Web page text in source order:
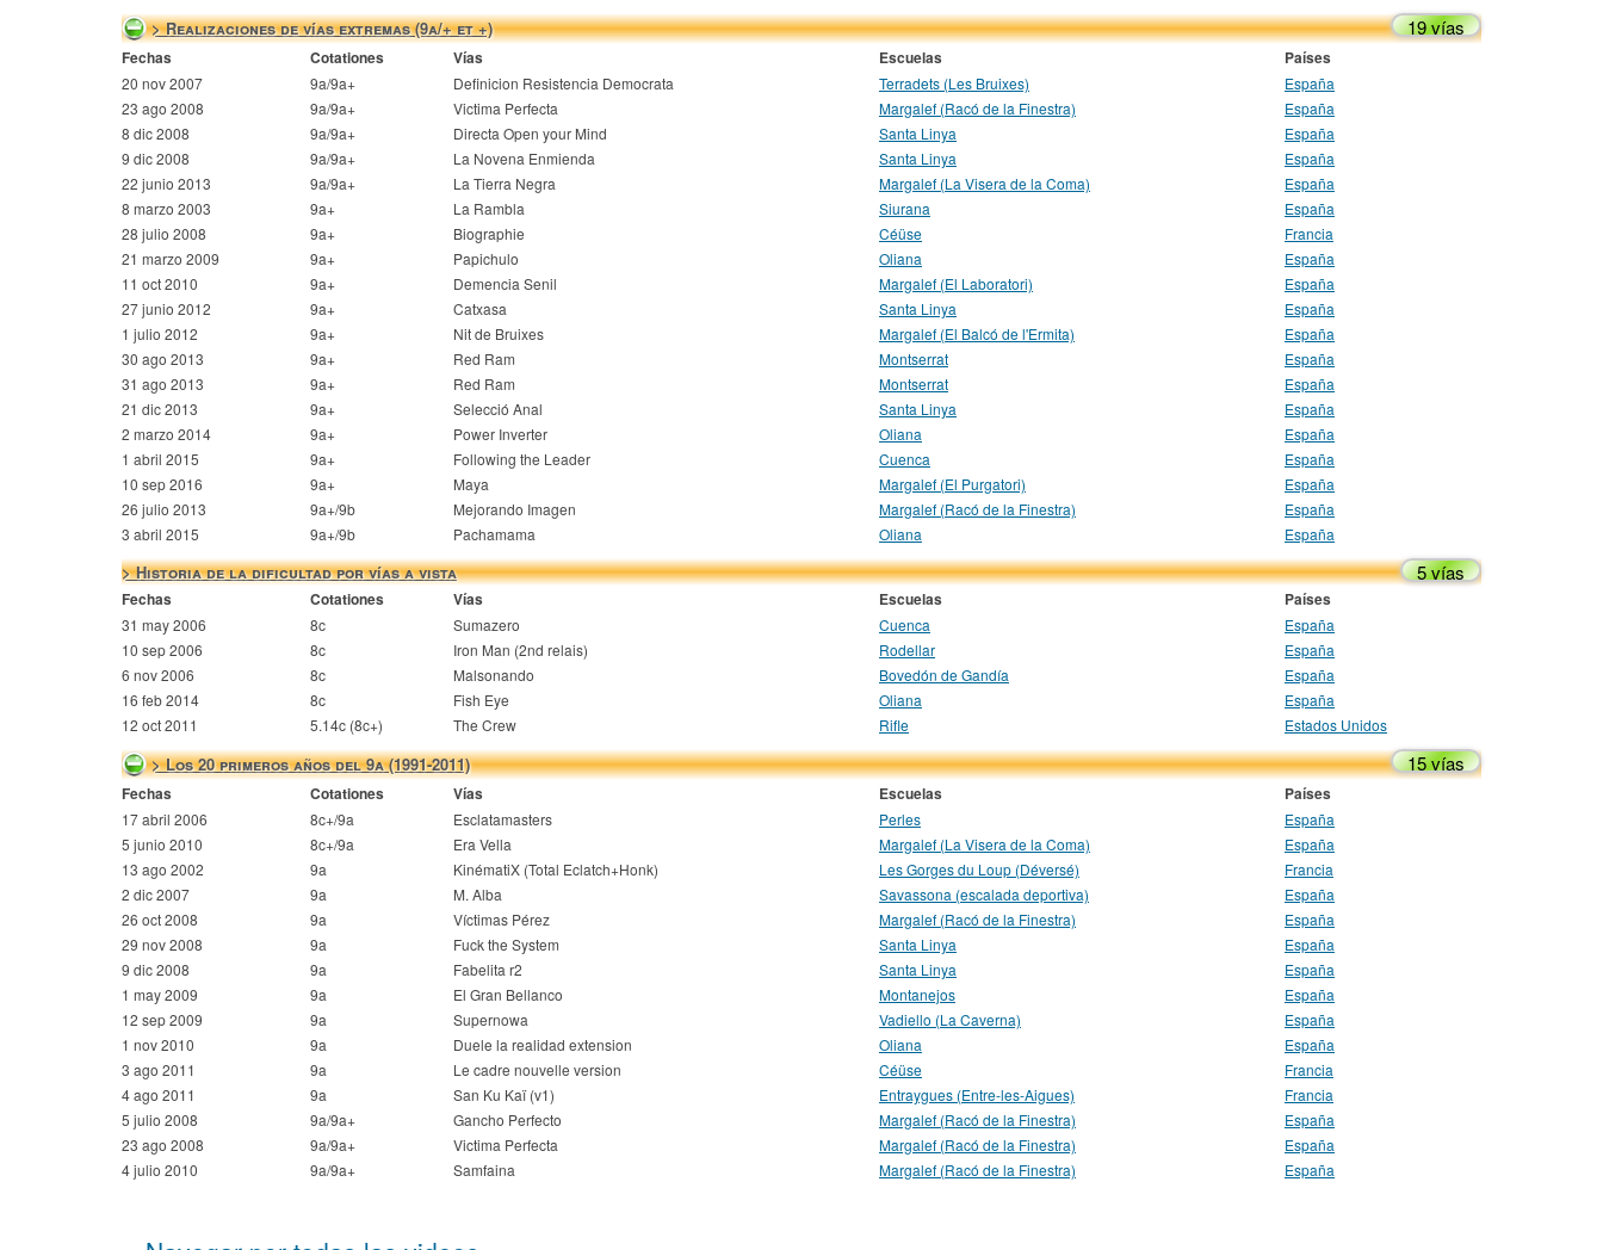
> Realizaciones de vías extremas (9a/+ et +) 19 vías
Fechas Cotationes Vías Escuelas Países
20 nov 2007 9a/9a+ Definicion Resistencia Democrata Terradets (Les Bruixes)
España
23 ago 2008
9a/9a+ Victima Perfecta Margalef (Racó de la Finestra)
España
8 dic 2008
9a/9a+ Directa Open your Mind Santa Linya
España
9 dic 2008
9a/9a+ La Novena Enmienda Santa Linya
España
22 junio 2013
9a/9a+ La Tierra Negra Margalef (La Visera de la Coma)
España
8 marzo 2003
9a+ La Rambla Siurana
España
28 julio 2008
9a+ Biographie Céüse
Francia
21 marzo 2009
9a+ Papichulo Oliana
España
11 oct 2010
9a+ Demencia Senil Margalef (El Laboratori)
España
27 junio 2012
9a+ Catxasa Santa Linya
España
1 julio 2012
9a+ Nit de Bruixes Margalef (El Balcó de l'Ermita)
España
30 ago 2013
9a+ Red Ram Montserrat
España
31 ago 2013
9a+ Red Ram Montserrat
España
21 dic 2013
9a+ Selecció Anal Santa Linya
España
2 marzo 2014
9a+ Power Inverter Oliana
España
1 abril 2015
9a+ Following the Leader Cuenca
España
10 sep 2016
9a+ Maya Margalef (El Purgatori)
España
26 julio 2013
9a+/9b Mejorando Imagen Margalef (Racó de la Finestra)
España
3 abril 2015
9a+/9b Pachamama Oliana España
> Historia de la dificultad por vías a vista 5 vías
Fechas Cotationes Vías Escuelas Países
31 may 2006 8c Sumazero Cuenca
España
10 sep 2006
8c Iron Man (2nd relais) Rodellar
España
6 nov 2006
8c Malsonando Bovedón de Gandía
España
16 feb 2014
8c Fish Eye Oliana
España
12 oct 2011
5.14c (8c+) The Crew Rifle Estados Unidos
> Los 20 primeros años del 9a (1991-2011) 15 vías
Fechas Cotationes Vías Escuelas Países
17 abril 2006 8c+/9a Esclatamasters Perles
España
5 junio 2010
8c+/9a Era Vella Margalef (La Visera de la Coma)
España
13 ago 2002
9a KinématiX (Total Eclatch+Honk) Les Gorges du Loup (Déversé)
Francia
2 dic 2007
9a M. Alba Savassona (escalada deportiva)
España
26 oct 2008
9a Víctimas Pérez Margalef (Racó de la Finestra)
España
29 nov 2008
9a Fuck the System Santa Linya
España
9 dic 2008
9a Fabelita r2 Santa Linya
España
1 may 2009
9a El Gran Bellanco Montanejos
España
12 sep 2009
9a Supernowa Vadiello (La Caverna)
España
1 nov 2010
9a Duele la realidad extension Oliana
España
3 ago 2011
9a Le cadre nouvelle version Céüse
Francia
4 ago 2011
9a San Ku Kaï (v1) Entraygues (Entre-les-Aigues)
Francia
5 julio 2008
9a/9a+ Gancho Perfecto Margalef (Racó de la Finestra)
España
23 ago 2008
9a/9a+ Victima Perfecta Margalef (Racó de la Finestra)
España
4 julio 2010
9a/9a+ Samfaina Margalef (Racó de la Finestra) España